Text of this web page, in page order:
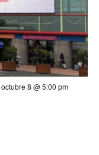
octubre 8 @ 5:00 pm